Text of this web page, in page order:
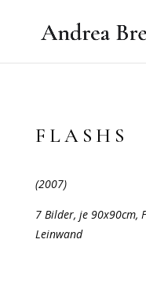
FLASHS
(2007)
7 Bilder, je 90x90cm,
Leinwand